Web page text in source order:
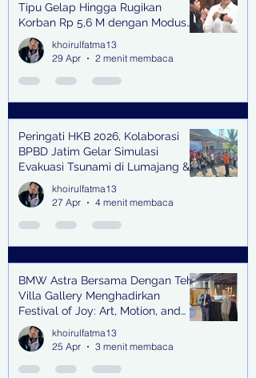
Tipu Gelap Hingga Rugikan
Korban Rp 5,6 M dengan Modus
Kerja Sama Impor Bodong
khoirulfatma13
29 Apr
2 menit membaca
Peringati HKB 2026, Kolaborasi
BPBD Jatim Gelar Simulasi
Evakuasi Tsunami di Lumajang &
Trenggalek
khoirulfatma13
27 Apr
4 menit membaca
BMW Astra Bersama Dengan Teh
Villa Gallery Menghadirkan
Festival of Joy: Art, Motion, and
Scent
khoirulfatma13
25 Apr
3 menit membaca